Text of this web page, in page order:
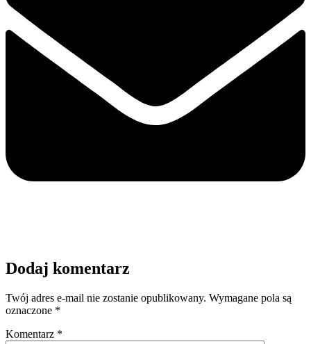
Dodaj komentarz
Twój adres e-mail nie zostanie opublikowany. Wymagane pola są
oznaczone *
Komentarz *